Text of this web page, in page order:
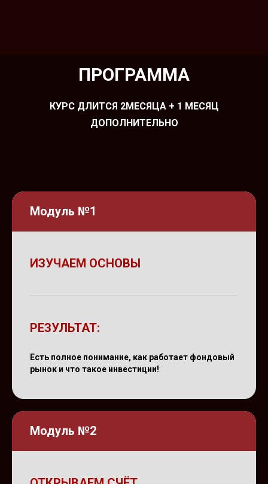
ПРОГРАММА
КУРС ДЛИТСЯ 2МЕСЯЦА + 1 МЕСЯЦ
ДОПОЛНИТЕЛЬНО
Модуль №1
ИЗУЧАЕМ ОСНОВЫ
РЕЗУЛЬТАТ:
Есть полное понимание, как работает фондовый
рынок и что такое инвестиции!
Модуль №2